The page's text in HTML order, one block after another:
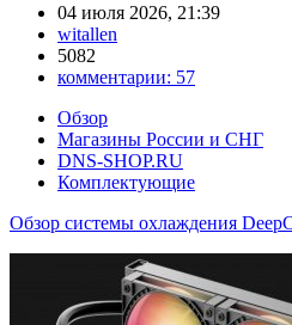
04 июля 2026, 21:39
witallen
5082
комментарии: 57
Обзор
Магазины России и СНГ
DNS-SHOP.RU
Комплектующие
Обзор системы охлаждения